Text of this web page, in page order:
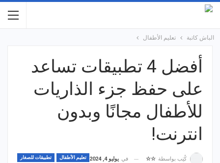
الباش كاتبة تعليم الأطفال
أفضل 4 تطبيقات تساعد
على حفظ جزء الذاريات
للأطفال مجانًا وبدون
انترنت!
تعليم الأطفال تطبيقات للصغار كُتِب بواسطة ☆☆ في يوليو 4, 2024